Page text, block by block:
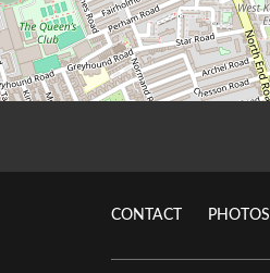
CONTACT PHOTOS